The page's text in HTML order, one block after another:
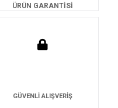
ÜRÜN GARANTİSİ
GÜVENLİ ALIŞVERİŞ